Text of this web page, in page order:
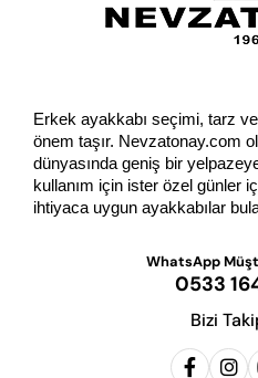
Erkek ayakkabı seçimi, tarz
önem taşır. Nevzatonay.com
dünyasında geniş bir
kullanım için ister özel günler
ihtiyaca uygun ayakkabılar
WhatsApp
0533
Bizi